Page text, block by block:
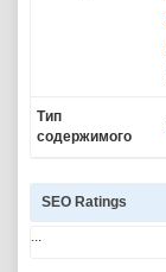
Тип
содержимого
SEO Ratings
...